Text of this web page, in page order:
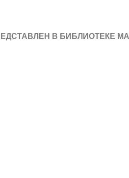
В БИБЛИОТЕКЕ